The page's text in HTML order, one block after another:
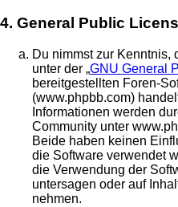
4. General Public
Du nimmst zur Kenntnis,
unter der „GNU General
bereitgestellten Foren-
(www.phpbb.com)
Informationen werden
Community unter
Beide haben keinen
die Software verwendet
die Verwendung der
untersagen oder auf
nehmen.